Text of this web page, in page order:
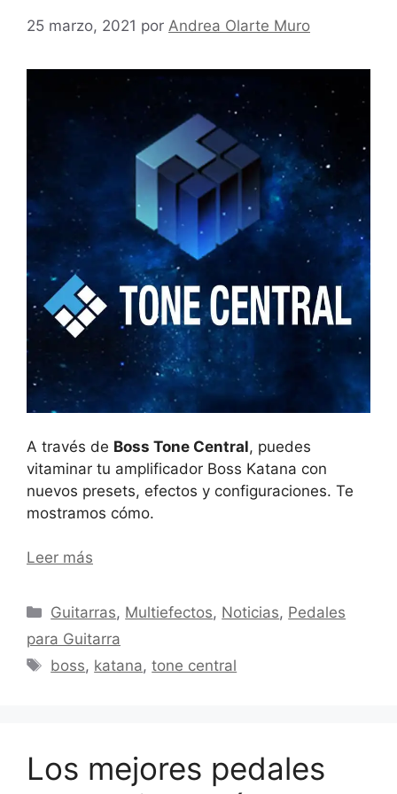
25 marzo, 2021 por Andrea Olarte Muro
A través de Boss Tone Central, puedes
vitaminar tu amplificador Boss Katana con
nuevos presets, efectos y configuraciones. Te
mostramos cómo.
Leer más
Categorías
Guitarras, Multiefectos, Noticias, Pedales
para Guitarra
Etiquetas
boss, katana,tone central
Los mejores pedales